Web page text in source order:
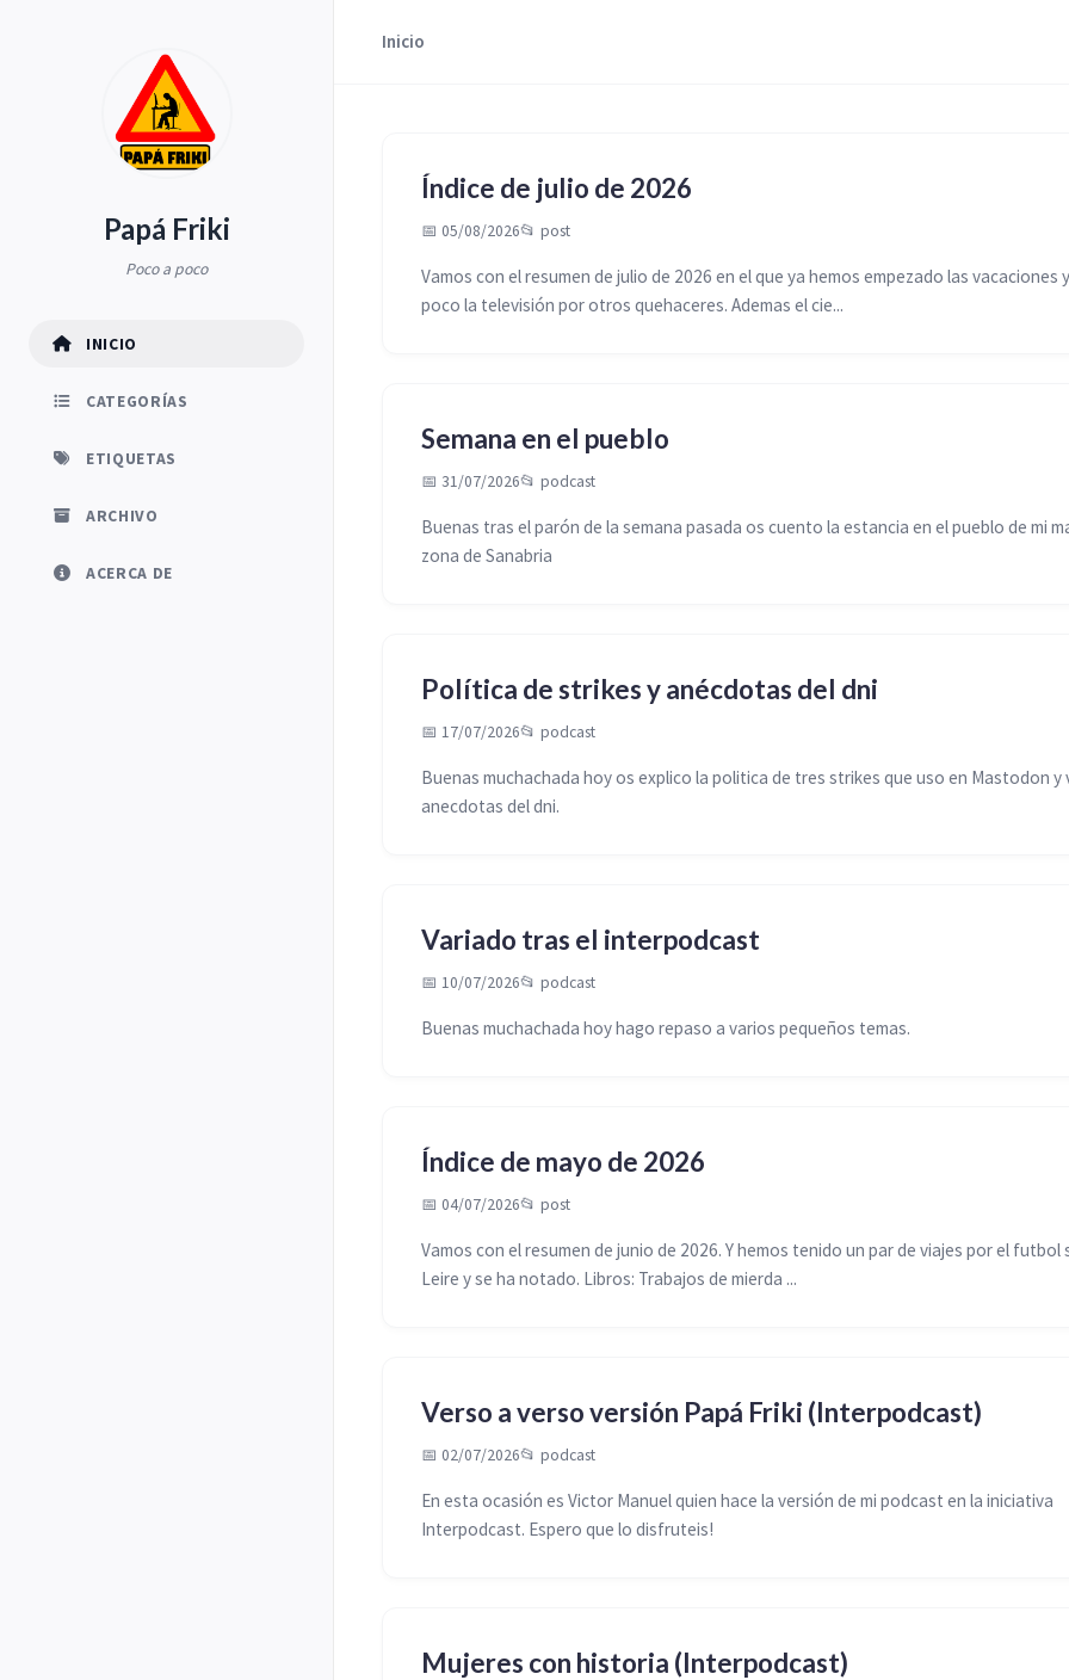
Papá Friki
Poco a poco
INICIO
CATEGORÍAS
ETIQUETAS
ARCHIVO
ACERCA DE
Inicio
Índice de julio de 2026
📅 05/08/2026📂 post
Vamos con el resumen de julio de 2026 en el que ya hemos empezado las vacaciones
poco la televisión por otros quehaceres. Ademas el cie...
Semana en el pueblo
📅 31/07/2026📂 podcast
Buenas tras el parón de la semana pasada os cuento la estancia en el pueblo de mi
zona de Sanabria
Política de strikes y anécdotas del dni
📅 17/07/2026📂 podcast
Buenas muchachada hoy os explico la politica de tres strikes que uso en Mastodon y
anecdotas del dni.
Variado tras el interpodcast
📅 10/07/2026📂 podcast
Buenas muchachada hoy hago repaso a varios pequeños temas.
Índice de mayo de 2026
📅 04/07/2026📂 post
Vamos con el resumen de junio de 2026. Y hemos tenido un par de viajes por el futbol
Leire y se ha notado. Libros: Trabajos de mierda ...
Verso a verso versión Papá Friki (Interpodcast)
📅 02/07/2026📂 podcast
En esta ocasión es Victor Manuel quien hace la versión de mi podcast en la iniciativa
Interpodcast. Espero que lo disfruteis!
Mujeres con historia (Interpodcast)